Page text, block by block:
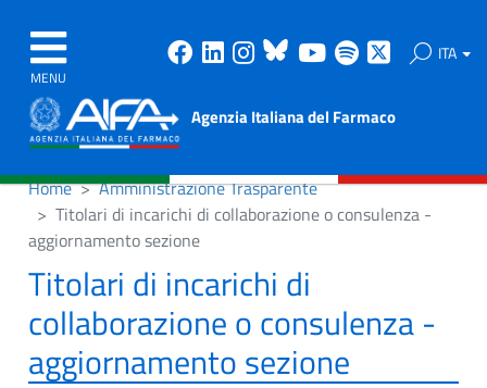
MENU
Facebook
Linkedin
Instagram
Bluesky
Youtube
Spotify ITA
Agenzia Italiana del Farmaco
Home
Amministrazione Trasparente
Titolari di incarichi di collaborazione o consulenza -
aggiornamento sezione
Titolari di incarichi di
collaborazione o consulenza -
aggiornamento sezione